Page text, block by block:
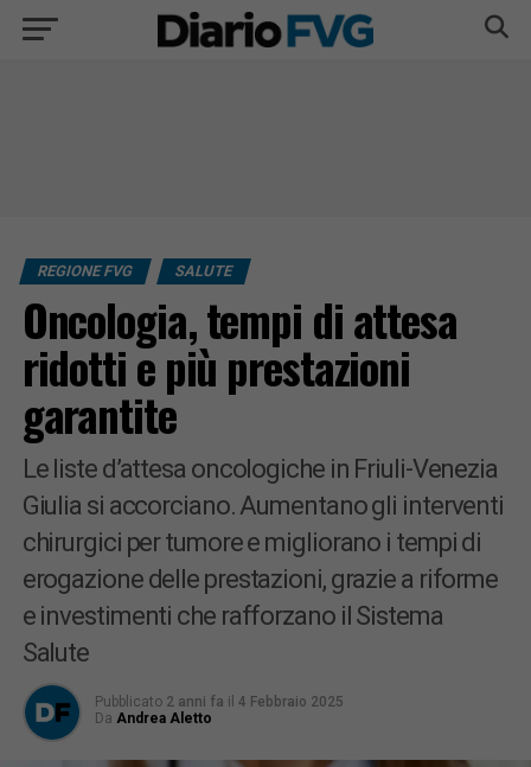
REGIONE FVG SALUTE
Oncologia, tempi di attesa
ridotti e più prestazioni
garantite
Le liste d’attesa oncologiche in Friuli-Venezia
Giulia si accorciano. Aumentano gli interventi
chirurgici per tumore e migliorano i tempi di
erogazione delle prestazioni, grazie a riforme
e investimenti che rafforzano il Sistema
Salute
Pubblicato 2 anni fa il 4 Febbraio 2025
Da Andrea Aletto